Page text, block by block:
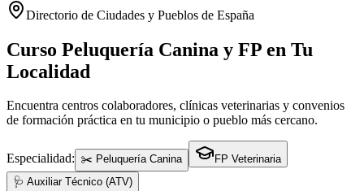
Directorio de Ciudades y Pueblos de España
Curso Peluquería Canina y FP en Tu
Localidad
Encuentra centros colaboradores, clínicas veterinarias y convenios
de formación práctica en tu municipio o pueblo más cercano.
Especialidad: ✂️ Peluquería Canina
FP Veterinaria
🩺 Auxiliar Técnico (ATV)